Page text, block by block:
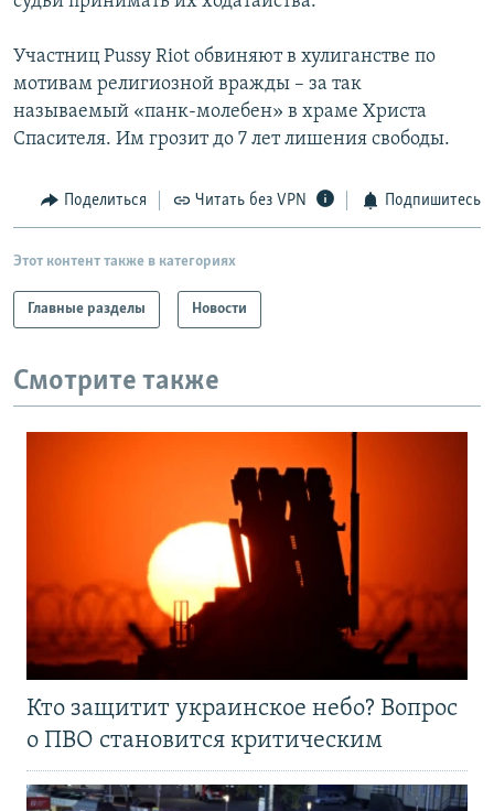
Участниц Pussy Riot обвиняют в хулиганстве по
мотивам религиозной вражды – за так
называемый «панк-молебен» в храме Христа
Спасителя. Им грозит до 7 лет лишения свободы.
Поделиться Читать без VPN Подпишитесь
Этот контент также в категориях
Главные разделы Новости
Смотрите также
Кто защитит украинское небо? Вопрос
о ПВО становится критическим